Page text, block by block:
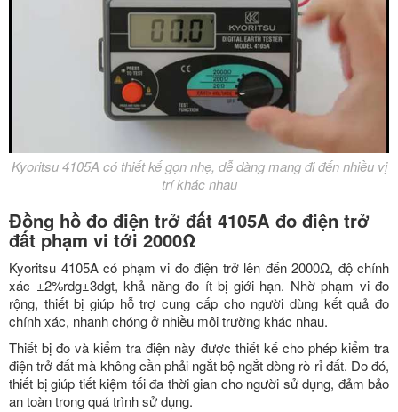
Kyoritsu 4105A có thiết kế gọn nhẹ, dễ dàng mang đi đến nhiều vị
trí khác nhau
Đồng hồ đo điện trở đất 4105A đo điện trở
đất phạm vi tới 2000Ω
Kyoritsu 4105Acó phạm vi đo điện trở lên đến 2000Ω, độ chính
xác ±2%rdg±3dgt, khả năng đo ít bị giới hạn. Nhờ phạm vi đo
rộng, thiết bị giúp hỗ trợ cung cấp cho người dùng kết quả đo
chính xác, nhanh chóng ở nhiều môi trường khác nhau.
Thiết bị đo và kiểm tra điện này được thiết kế cho phép kiểm tra
điện trở đất mà không cần phải ngắt bộ ngắt dòng rò rỉ đất. Do đó,
thiết bị giúp tiết kiệm tối đa thời gian cho người sử dụng, đảm bảo
an toàn trong quá trình sử dụng.